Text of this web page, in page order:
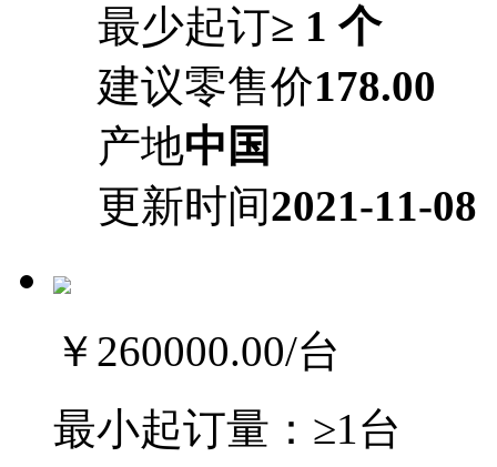
最少起订≥ 1 个
建议零售价178.00
产地中国
更新时间2021-11-08
￥260000.00/台
最小起订量： ≥1台